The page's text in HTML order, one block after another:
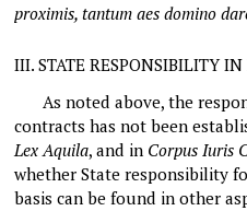
proximis, tantum aes domino
III. STATE RESPONSIBILITY
As noted above, the
contracts has not been
Lex Aquila, and in Corpus Iuris
whether State responsibility
basis can be found in other